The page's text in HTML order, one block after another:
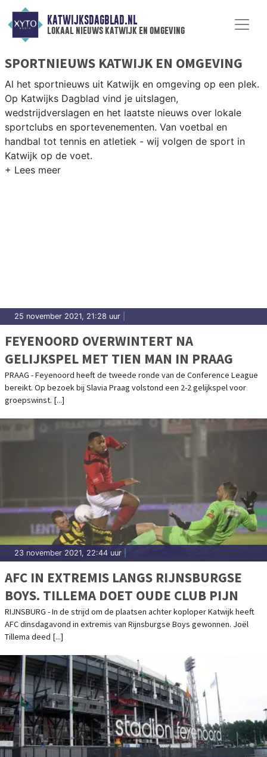
KATWIJKSDAGBLAD.NL
lokaal nieuws katwijk en omgeving
SPORTNIEUWS KATWIJK EN OMGEVING
Al het sportnieuws uit Katwijk en omgeving op een plek.
Op Katwijks Dagblad vind je uitslagen,
wedstrijdverslagen en het laatste nieuws over lokale
sportclubs en sportevenementen. Van voetbal en
handbal tot tennis en atletiek - wij volgen de sport in
Katwijk op de voet.
25 november 2021, 21:28 uur
FEYENOORD OVERWINTERT NA
GELIJKSPEL MET TIEN MAN IN PRAAG
PRAAG - Feyenoord heeft de tweede ronde van de Conference League
bereikt. Op bezoek bij Slavia Praag volstond een 2-2 gelijkspel voor
groepswinst. [...]
23 november 2021, 22:44 uur
AFC IN EXTREMIS LANGS RIJNSBURGSE
BOYS. TILLEMA DOET OUDE CLUB PIJN
RIJNSBURG - In de strijd om de plaatsen achter koploper Katwijk heeft
AFC dinsdagavond in extremis van Rijnsburgse Boys gewonnen. Joël
Tillema deed [...]